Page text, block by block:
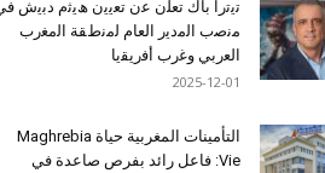
ﺗﯾﺗرا ﺑﺎك ﺗﻌﻠن ﻋن ﺗﻌﯾﯾن ھﯾﺛم دﺑﯾش
ﻣﻧﺻب اﻟﻣدﯾر اﻟﻌﺎم ﻟﻣﻧطﻘﺔ اﻟﻣﻐرب
اﻟﻌرﺑﻲ وﻏرب أﻓرﯾﻘﯾﺎ
2025-12-01
التأمينات المغربية حياة Maghrebia
Vie: فاعل رائد بفرص صاعدة في